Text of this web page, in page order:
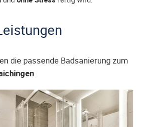
die passende Badsanierung zum
.